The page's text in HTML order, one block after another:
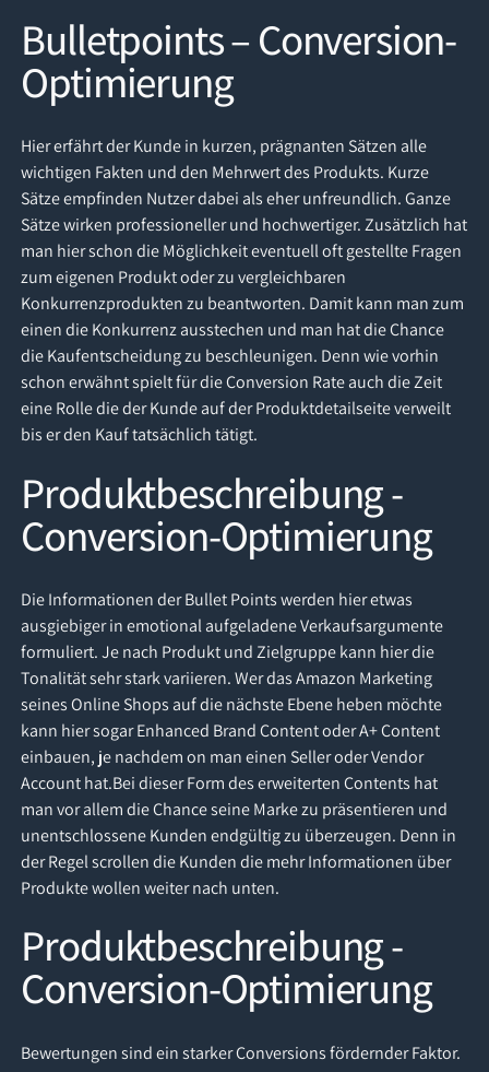
Bulletpoints – Conversion-
Optimierung
Hier erfährt der Kunde in kurzen, prägnanten Sätzen alle
wichtigen Fakten und den Mehrwert des Produkts. Kurze
Sätze empfinden Nutzer dabei als eher unfreundlich. Ganze
Sätze wirken professioneller und hochwertiger. Zusätzlich hat
man hier schon die Möglichkeit eventuell oft gestellte Fragen
zum eigenen Produkt oder zu vergleichbaren
Konkurrenzprodukten zu beantworten. Damit kann man zum
einen die Konkurrenz ausstechen und man hat die Chance
die Kaufentscheidung zu beschleunigen. Denn wie vorhin
schon erwähnt spielt für die Conversion Rate auch die Zeit
eine Rolle die der Kunde auf der Produktdetailseite verweilt
bis er den Kauf tatsächlich tätigt.
Produktbeschreibung -
Conversion-Optimierung
Die Informationen der Bullet Points werden hier etwas
ausgiebiger in emotional aufgeladene Verkaufsargumente
formuliert. Je nach Produkt und Zielgruppe kann hier die
Tonalität sehr stark variieren. Wer das Amazon Marketing
seines Online Shops auf die nächste Ebene heben möchte
kann hier sogar Enhanced Brand Content oder A+ Content
einbauen, je nachdem on man einen Seller oder Vendor
Account hat.Bei dieser Form des erweiterten Contents hat
man vor allem die Chance seine Marke zu präsentieren und
unentschlossene Kunden endgültig zu überzeugen. Denn in
der Regel scrollen die Kunden die mehr Informationen über
Produkte wollen weiter nach unten.
Produktbeschreibung -
Conversion-Optimierung
Bewertungen sind ein starker Conversions fördernder Faktor.